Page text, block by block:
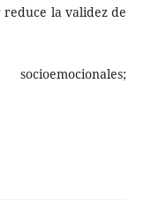
reduce la validez de